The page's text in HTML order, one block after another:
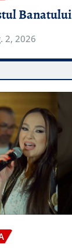
Banatului
2, 2026